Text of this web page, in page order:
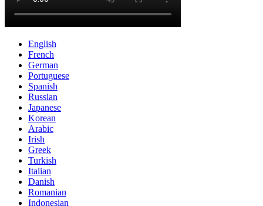
English
French
German
Portuguese
Spanish
Russian
Japanese
Korean
Arabic
Irish
Greek
Turkish
Italian
Danish
Romanian
Indonesian